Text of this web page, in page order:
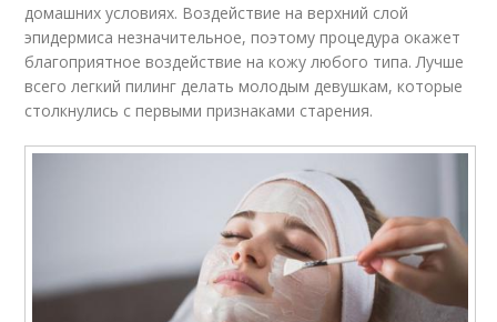
домашних условиях. Воздействие на верхний слой
эпидермиса незначительное, поэтому процедура окажет
благоприятное воздействие на кожу любого типа. Лучше
всего легкий пилинг делать молодым девушкам, которые
столкнулись с первыми признаками старения.